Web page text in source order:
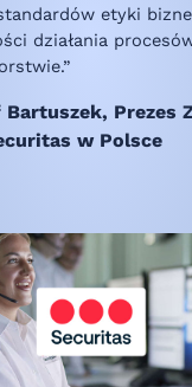
etyki
działania
Prezes
w Polsce